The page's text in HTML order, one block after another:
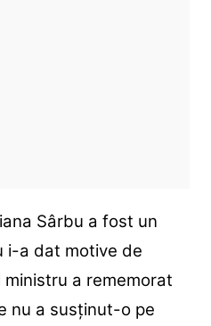
Sârbu a fost un
i-a dat motive de
a rememorat
nu a susținut-o pe